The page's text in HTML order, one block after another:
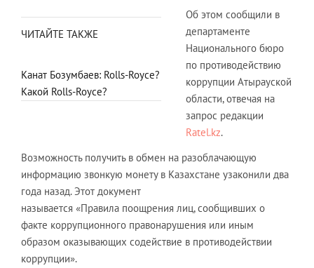
ЧИТАЙТЕ ТАКЖЕ
Канат Бозумбаев: Rolls-Royce?
Какой Rolls-Royce?
Об этом сообщили в
департаменте
Национального бюро
по противодействию
коррупции Атырауской
области, отвечая на
запрос редакции
Ratel.kz.
Возможность получить в обмен на разоблачающую
информацию звонкую монету в Казахстане узаконили два
года назад. Этот документ
называется «Правила поощрения лиц, сообщивших о
факте коррупционного правонарушения или иным
образом оказывающих содействие в противодействии
коррупции».